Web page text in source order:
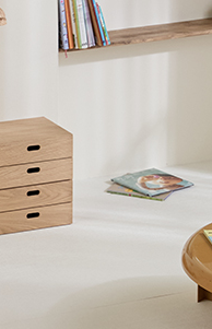
플레이 하우스 매트
아이의 꿈이 자라나는 공간